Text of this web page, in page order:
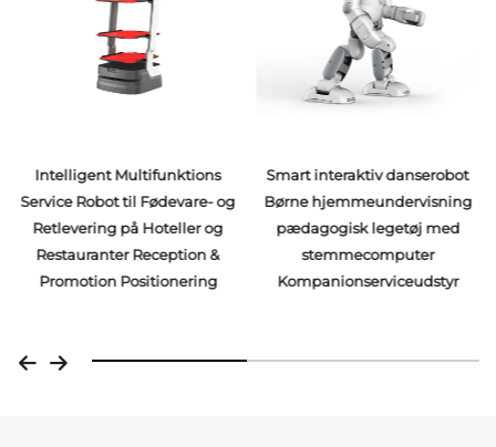
Intelligent Multifunktions
Service Robot til Fødevare- og
Retlevering på Hoteller og
Restauranter Reception &
Promotion Positionering
Smart interaktiv danserobot
Børne hjemmeundervisning
pædagogisk legetøj med
stemmecomputer
Kompanionserviceudstyr